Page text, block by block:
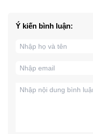
Ý kiến bình luận: